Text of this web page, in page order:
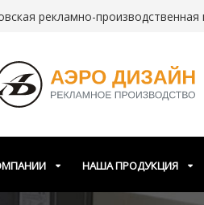
рекламно-производственная
НАША ПРОДУКЦИЯ